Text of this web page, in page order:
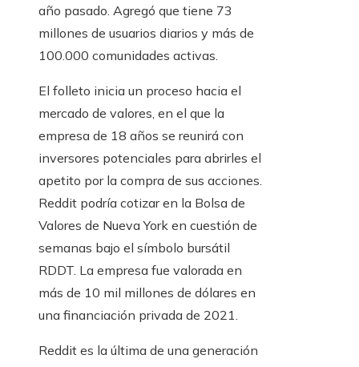
año pasado. Agregó que tiene 73
millones de usuarios diarios y más de
100.000 comunidades activas.
El folleto inicia un proceso hacia el
mercado de valores, en el que la
empresa de 18 años se reunirá con
inversores potenciales para abrirles el
apetito por la compra de sus acciones.
Reddit podría cotizar en la Bolsa de
Valores de Nueva York en cuestión de
semanas bajo el símbolo bursátil
RDDT. La empresa fue valorada en
más de 10 mil millones de dólares en
una financiación privada de 2021.
Reddit es la última de una generación